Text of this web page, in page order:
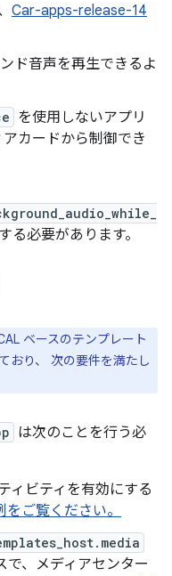
Car-apps-release-14
ド音声を再生できるよ
を使用しないアプリ
カードから制御でき
る必要があります。
ベースのテンプレート
おり、 次の要件を満たし
は次のことを行う必
ィビティを有効にする
をご覧ください。
、メディアセンター